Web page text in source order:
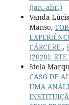
(jan.-abr.)
Vanda
Manso,
CÁRCERE ,
(2020):
Stela
CASO DE
UMA